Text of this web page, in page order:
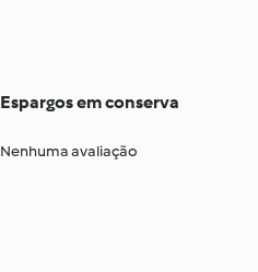
Espargos em conserva
Nenhuma avaliação